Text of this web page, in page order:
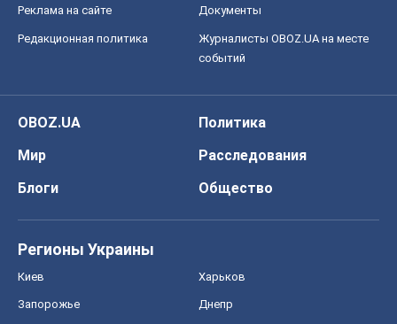
Реклама на сайте Документы
Редакционная политика
Журналисты OBOZ.UA на месте
событий
OBOZ.UA
Политика
Мир
Расследования
Блоги
Общество
Регионы Украины
Киев Харьков
Запорожье Днепр